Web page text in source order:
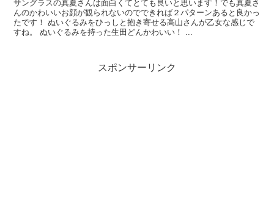
サングラスの真夏さんは面白くてとても良いと思います！でも真夏さ
んのかわいいお顔が観られないのでできれば２パターンあると良かっ
たです！ ぬいぐるみをひっしと抱き寄せる高山さんが乙女な感じで
すね。 ぬいぐるみを持った生田どんかわいい！ ...
スポンサーリンク